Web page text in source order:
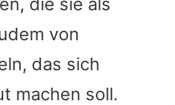
von
das sich
machen soll.